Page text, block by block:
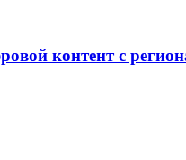
контент с